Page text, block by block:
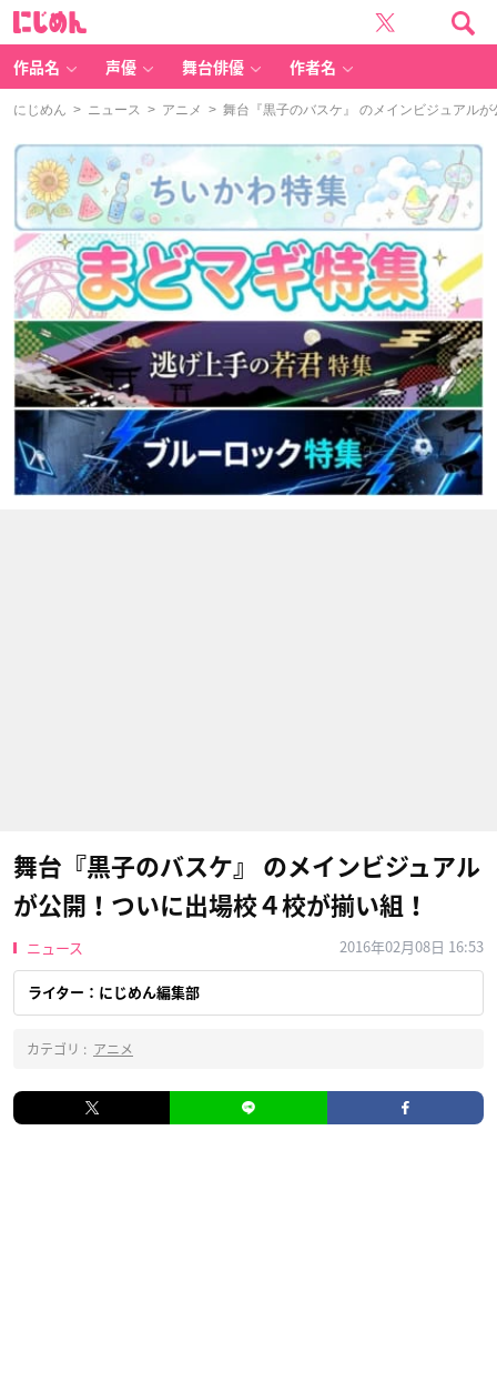
作品名 声優 舞台俳優 作者名
にじめん > ニュース > アニメ > 舞台『黒子のバスケ』 のメインビジュアル
舞台『黒子のバスケ』 のメインビジュアル
が公開！ついに出場校４校が揃い組！
ニュース 2016年02月08日 16:53
ライター：にじめん編集部
カテゴリ : アニメ